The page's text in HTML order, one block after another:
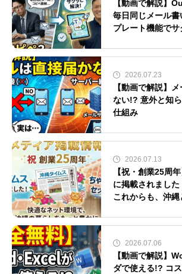
【動画で解説】
毎日同じメール
プレート機能でサ
2026.07.23
【動画で解説】
ない!? 意外と知
仕組み
2026.07.13
【祝・創業25周
に掲載されました
これからも、沖縄
2026.07.06
【動画で解説】
ダで使える!? コ